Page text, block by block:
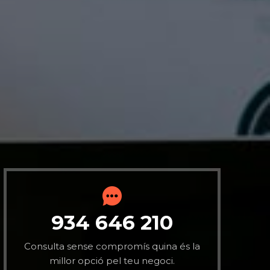
934 646 210
Consulta sense compromís quina és la
millor opció pel teu negoci.